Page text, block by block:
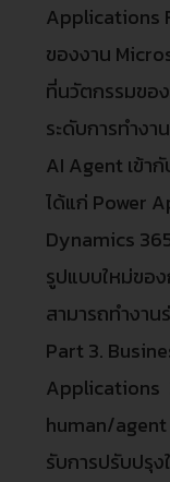
Applications
ของงาน
ที่นวัตกรรมขอ
ระดับการทำง
AI Agent เข้
ได้แก่ Power
Dynamics
รูปแบบใหม่ขอ
สามารถทำงา
Part 3.
Applications
human/
รับการปรับปรุ